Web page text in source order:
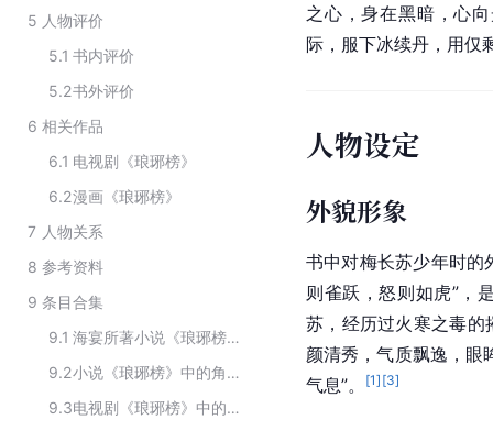
5 人物评价
5.1 书内评价
5.2书外评价
6 相关作品
6.1 电视剧《琅琊榜》
6.2漫画《琅琊榜》
7 人物关系
8 参考资料
9 条目合集
9.1
海宴所著小说《琅琊榜》中的人物
9.2
小说《琅琊榜》中的角色
9.3
电视剧《琅琊榜》中的主要人物
之心，身在黑暗，心
际，服下冰续丹，用仅
人物设定
外貌形象
书中对梅长苏少年时的
则雀跃，怒则如虎”，
苏，经历过火寒之毒的
颜清秀 ，气质飘逸，
气息”。
[1] [3]